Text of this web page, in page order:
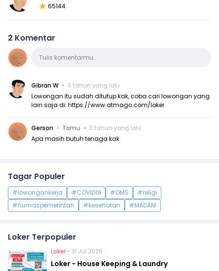
65144
2 Komentar
KomentarTulis komentarmu…
Gibran W
3 tahun yang lalu
Lowongan itu sudah ditutup kak, coba cari lowongan yang
lain saja di: https://www.atmago.com/loker
Gerson Tamu
3 tahun yang lalu
Apa masih butuh tenaga kak
Tagar Populer
#lowongankerja #COVID19 #OMS
#religi
#humaspemerintah
#kesehatan #MADANI
Loker Terpopuler
Loker • 31 Jul 2026
Loker - House Keeping & Laundry